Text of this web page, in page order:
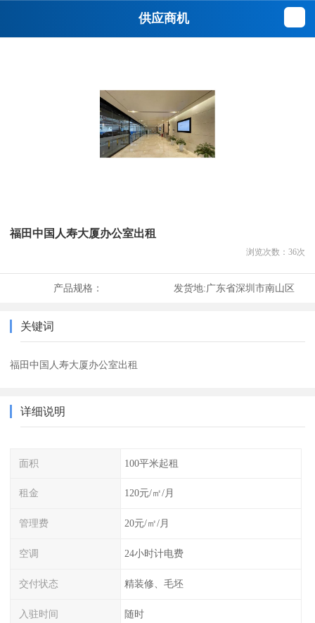
供应商机
福田中国人寿大厦办公室出租
浏览次数： 36次
产品规格： 发货地:广东省深圳市南山区
关键词
福田中国人寿大厦办公室出租
详细说明
面积 100平米起租
租金 120元/㎡/月
管理费 20元/㎡/月
空调 24小时计电费
交付状态 精装修、毛坯
入驻时间 随时